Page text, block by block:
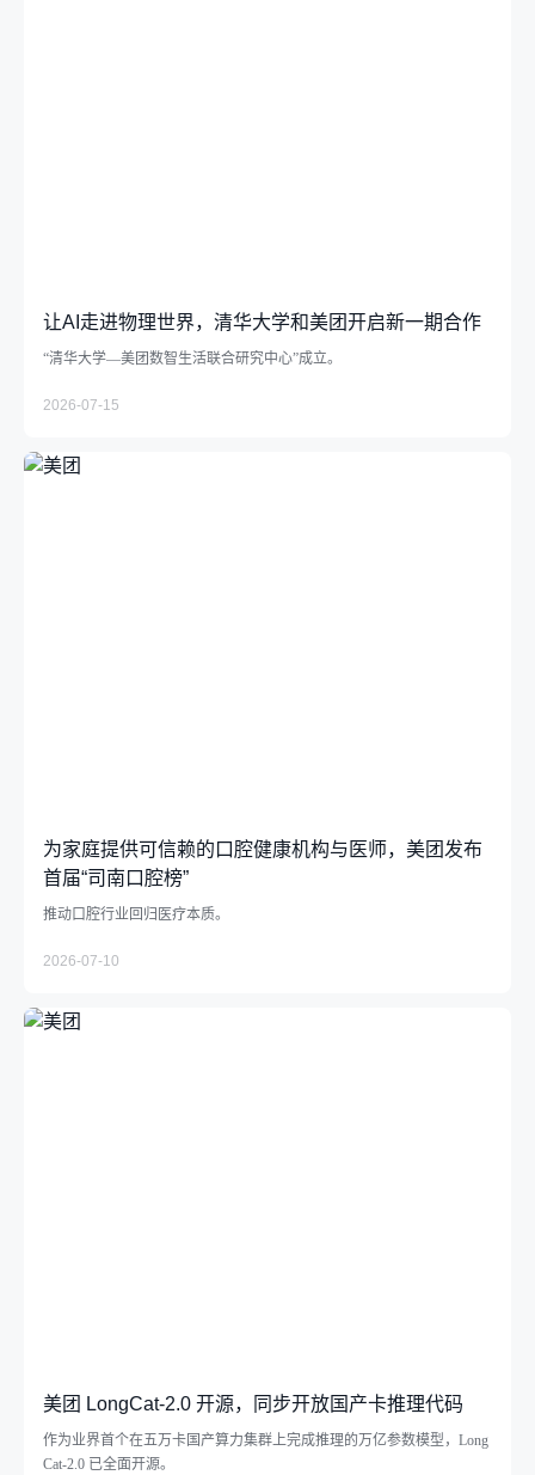
让AI走进物理世界，清华大学和美团开启新一期合作
“清华大学—美团数智生活联合研究中心”成立。
2026-07-15
为家庭提供可信赖的口腔健康机构与医师，美团发布
首届“司南口腔榜”
推动口腔行业回归医疗本质。
2026-07-10
美团 LongCat-2.0 开源，同步开放国产卡推理代码
作为业界首个在五万卡国产算力集群上完成推理的万亿参数模型，Long
Cat-2.0 已全面开源。